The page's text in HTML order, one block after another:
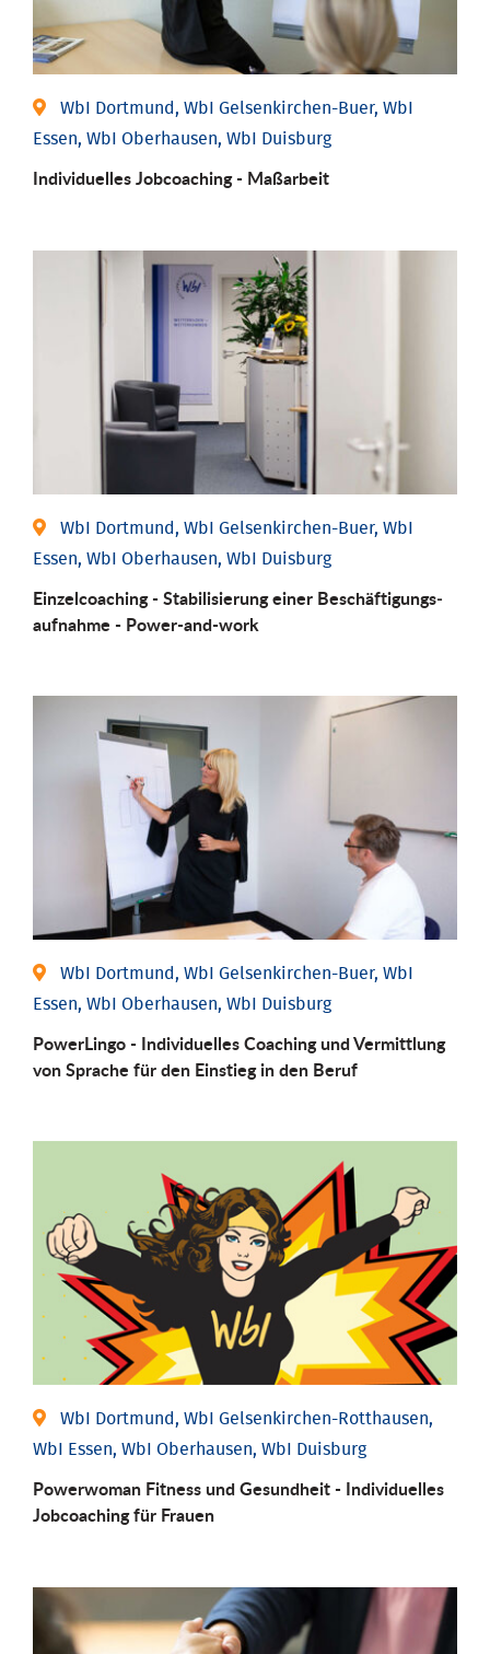
WbI Dortmund, WbI Gelsenkirchen-Buer, WbI
Essen, WbI Oberhausen, WbI Duisburg
Individu­elles Job­coaching - Maßarbeit
WbI Dortmund, WbI Gelsenkirchen-Buer, WbI
Essen, WbI Oberhausen, WbI Duisburg
Einzel­coaching - Stabili­sierung einer Be­schäftigungs­
aufnahme - Power-and-work
WbI Dortmund, WbI Gelsenkirchen-Buer, WbI
Essen, WbI Oberhausen, WbI Duisburg
PowerLingo - Individuelles Coaching und Vermittlung
von Sprache für den Einstieg in den Beruf
WbI Dortmund, WbI Gelsenkirchen-Rotthausen,
WbI Essen, WbI Oberhausen, WbI Duisburg
Powerwoman Fitness und Gesund­heit - Individu­elles
Job­coaching für Frauen